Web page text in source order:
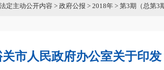
法定主动公开内容 > 政府公报 > 2018年 > 第3期（总第3
市人民政府办公室关于印